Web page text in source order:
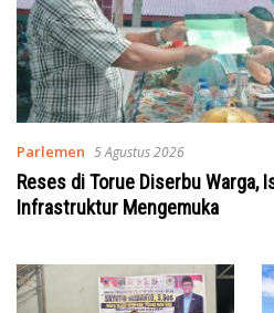
Parlemen 5 Agustus 2026
Reses di Torue Diserbu Warga,
Infrastruktur Mengemuka